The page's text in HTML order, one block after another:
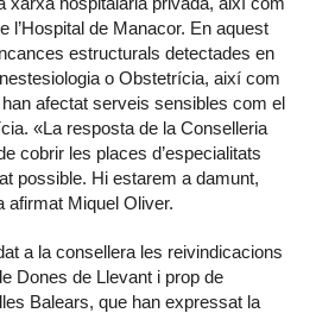
l’Hospital de Manacor. En aquest
estructurals detectades en
o Obstetrícia, així com
afectat serveis sensibles com el
«La resposta de la Conselleria
cobrir les places d’especialitats
possible. Hi estarem a damunt,
afirmat Miquel Oliver.
a la consellera les reivindicacions
Dones de Llevant i prop de
Balears, que han expressat la